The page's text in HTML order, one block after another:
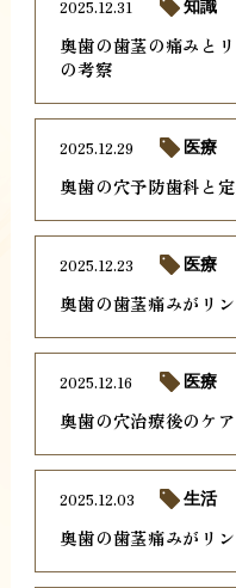
奥歯の歯茎の痛みと
の考察
2025.12.31 知識
奥歯の穴予防歯科と
2025.12.29 医療
奥歯の歯茎痛みがリ
2025.12.23 医療
奥歯の穴治療後のケ
2025.12.16 医療
奥歯の歯茎痛みがリ
2025.12.03 生活